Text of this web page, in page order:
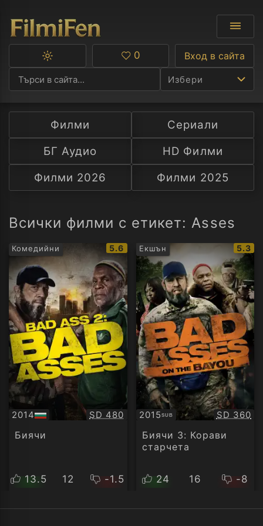
Избери
Ф
С
А
Превключване
тъмна
тема
Любими
0 Вход в сайта
Филми
Сериали
БГ Аудио
HD Филми
Филми 2026
Филми 2025
Всички филми с етикет: Asses
Комедийни
IMDb
рейтинг:
5.6
2014
БГ
аудио
Качество:
SD 480
Биячи
13.5 12 -1.5
Екшън
IMDb
5.3
2015SUB
Субтитри SD 360
Биячи 3: Корави
старчета
24 16 -8